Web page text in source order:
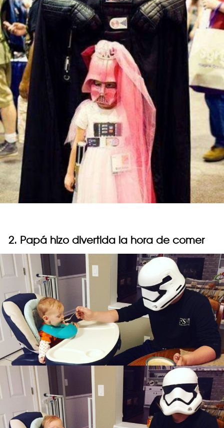
2. Papá hizo divertida la hora de comer